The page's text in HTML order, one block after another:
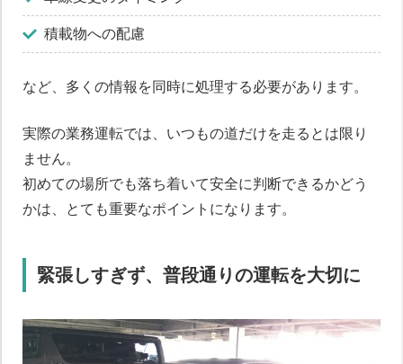
積載物への配慮
など、多くの情報を同時に処理する必要があります。
実際の業務運転では、いつもの道だけを走るとは限り
ません。
初めての場所でも落ち着いて安全に判断できるかどう
かは、とても重要なポイントになります。
緊張しすぎず、普段通りの運転を大切に